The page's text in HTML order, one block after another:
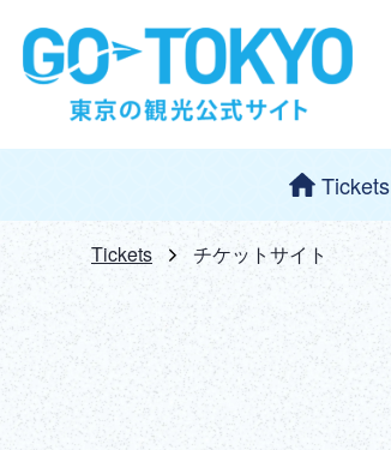
Tickets
Tickets チケットサイト